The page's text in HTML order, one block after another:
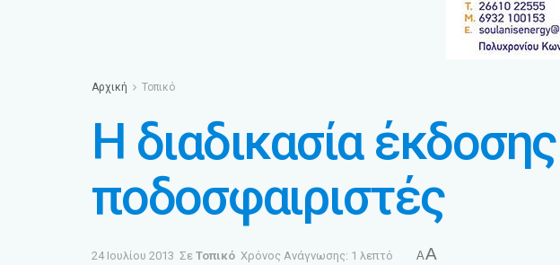
Αρχική Τοπικό
Η διαδικασία
ποδοσφαιριστές
24 Ιουλίου 2013 Σε Τοπικό Χρόνος Ανάγνωσης: 1 λεπτό AA